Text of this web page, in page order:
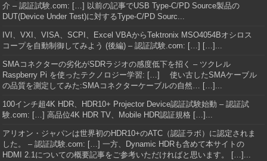
介 – 認証試験.com: […] 以前の記事でUSB Type-C/PD Source製品の
DUT(Device Under Test)に対するType-C/PD Sourc...
IVI、VXI、VISA、SCPI、Excel VBAからTektronix MSO4054Bオシロス
コープを自動制御してみよう (後編) – 認証試験.com: […] […]...
SMAコネクターの劣化がSDRラジオの感度低下を招く – ツクレル
Raspberry Pi を使ったテクノロジー学習: […] 使い古したSMAケーブル
の品質を測定してみた:SMAコネクターケーブルの自然… […]...
100インチ超4K HDR、HDR10+ Projector Device認証試験始動 – 認証試
験.com: […] 高品位4K HDR TV、Mobile HDR認証規格 […]...
アリオン・ジャパンは世界初のHDR10+のATC（認証ラボ）に認定されま
した。 – 認証試験.com: […] 一方、Dynamic HDRも含めて本サイトの
HDMI 2.1についての概要記事をご参考いただければと思います。 […]...